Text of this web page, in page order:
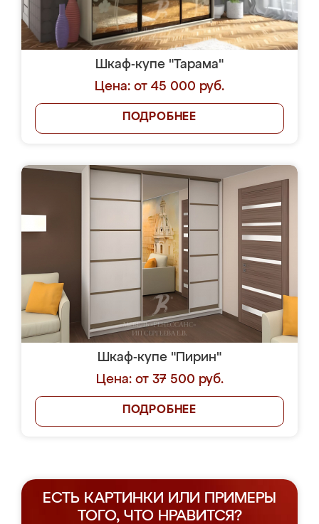
Шкаф-купе "Тарама"
Цена: от 45 000 руб.
ПОДРОБНЕЕ
Шкаф-купе "Пирин"
Цена: от 37 500 руб.
ПОДРОБНЕЕ
ЕСТЬ КАРТИНКИ ИЛИ ПРИМЕРЫ
ТОГО, ЧТО НРАВИТСЯ?